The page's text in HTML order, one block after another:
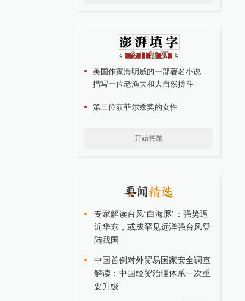
美国作家海明威的一部著名小说，
描写一位老渔夫和大自然搏斗
第三位获菲尔兹奖的女性
开始答题
专家解读台风“白海豚”：强势逼
近华东，或成罕见远洋强台风登
陆我国
中国首例对外贸易国家安全调查
解读：中国经贸治理体系一次重
要升级